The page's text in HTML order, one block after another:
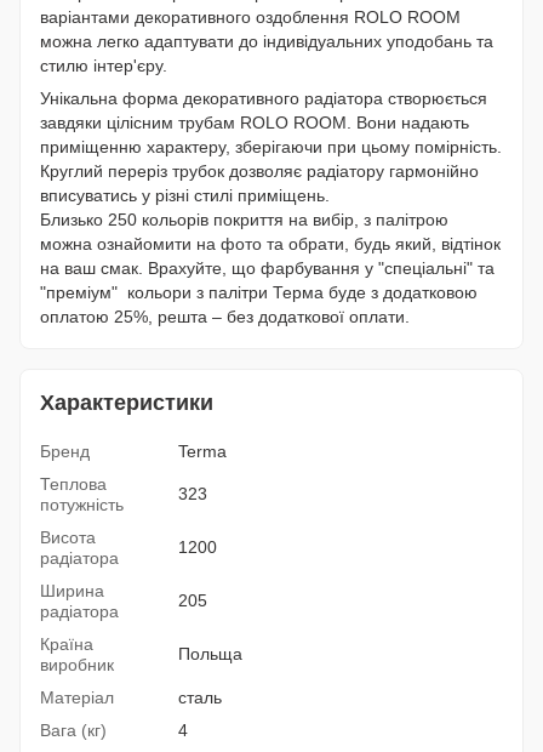
варіантами декоративного оздоблення ROLO ROOM
можна легко адаптувати до індивідуальних уподобань та
стилю інтер'єру.
Унікальна форма декоративного радіатора створюється
завдяки цілісним трубам ROLO ROOM. Вони надають
приміщенню характеру, зберігаючи при цьому помірність.
Круглий переріз трубок дозволяє радіатору гармонійно
вписуватись у різні стилі приміщень.
Близько 250 кольорів покриття на вибір, з палітрою
можна ознайомити на фото та обрати, будь який, відтінок
на ваш смак. Врахуйте, що фарбування у "спеціальні" та
"преміум" кольори з палітри Терма буде з додатковою
оплатою 25%, решта – без додаткової оплати.
Характеристики
Бренд
Terma
Теплова
потужність
323
Висота
радіатора
1200
Ширина
радіатора
205
Країна
виробник
Польща
Матеріал
сталь
Вага (кг)
4